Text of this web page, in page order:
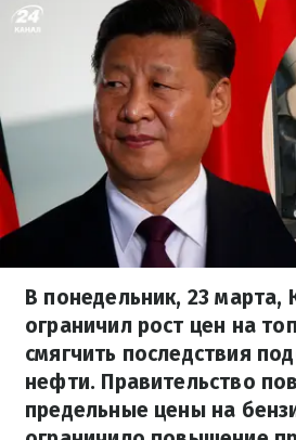
В понедельник, 23 марта,
ограничил рост цен на
смягчить последствия
нефти. Правительство
предельные цены на